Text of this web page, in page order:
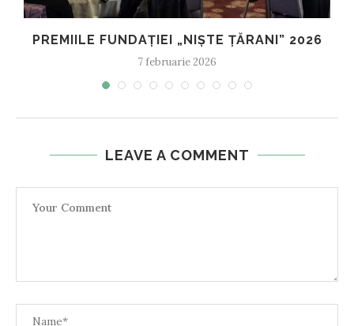
PREMIILE FUNDAȚIEI „NIȘTE ȚĂRANI” 2026
7 februarie 2026
LEAVE A COMMENT